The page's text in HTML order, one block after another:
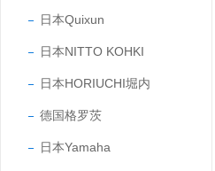
日本Quixun
日本NITTO KOHKI
日本HORIUCHI堀内
德国格罗茨
日本Yamaha